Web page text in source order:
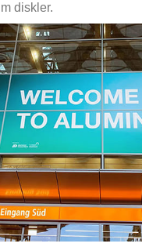
diskler.